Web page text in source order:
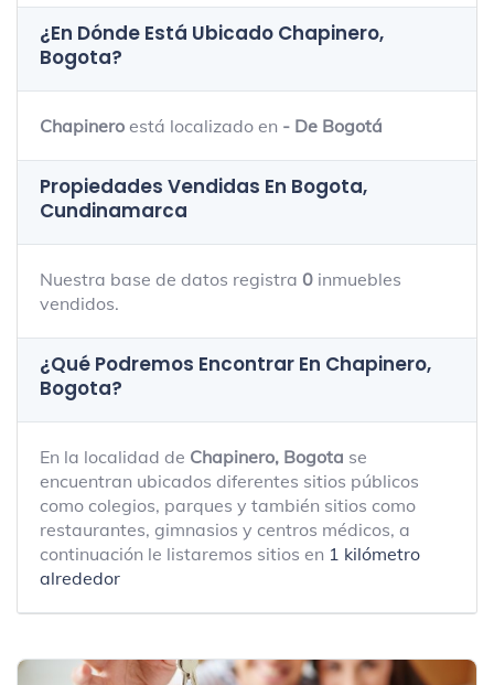
¿En Dónde Está Ubicado Chapinero,
Bogota?
Chapinero está localizado en - De Bogotá
Propiedades Vendidas En Bogota,
Cundinamarca
Nuestra base de datos registra 0 inmuebles
vendidos.
¿Qué Podremos Encontrar En Chapinero,
Bogota?
En la localidad de Chapinero, Bogota se
encuentran ubicados diferentes sitios públicos
como colegios, parques y también sitios como
restaurantes, gimnasios y centros médicos, a
continuación le listaremos sitios en 1 kilómetro
alrededor